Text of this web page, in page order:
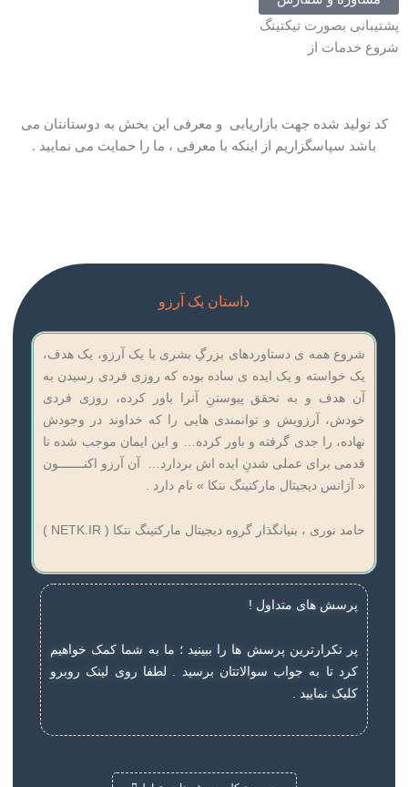
پشتیبانی بصورت تیکتینگ
شروع خدمات از
کد تولید شده جهت بازاریابی و معرفی این بخش به دوستانتان می
باشد سپاسگزاریم از اینکه با معرفی ، ما را حمایت می نمایید .
داستان یک آرزو
شروع همه ی دستاوردهای بزرگِ بشری با یک آرزو، یک هدف،
یک خواسته و یک ایده ی ساده بوده که روزی فردی رسیدن به
آن هدف و به تحقق پیوستنِ آنرا باور کرده، روزی فردی
خودش، آرزویش و توانمندی هایی را که خداوند در وجودش
نهاده، را جدی گرفته و باور کرده… و این ایمان موجب شده تا
قدمی برای عملی شدنِ ایده اش بردارد… آن آرزو اکنـــــــون
« آژانس دیجیتال مارکتینگ نتکا » نام دارد .
حامد نوری ، بنیانگذار گروه دیجیتال مارکتینگ نتکا ( NETK.IR )
پرسش های متداول !
پر تکرارترین پرسش ها را ببینید ؛ ما به شما کمک خواهیم
کرد تا به جواب سوالاتتان برسید . لطفا روی لینک روبرو
کلیک نمایید .